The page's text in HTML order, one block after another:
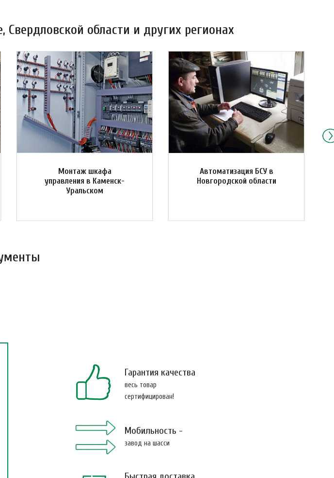
области и других регионах
Монтаж шкафа
управления в Каменск-
Уральском
Автоматизация БСУ в
Новгородской области
Гарантия качества
весь товар
сертифицирован!
Мобильность -
завод на шасси